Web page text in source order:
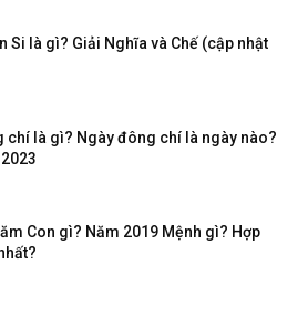
Si là gì? Giải Nghĩa và Chế (cập nhật
chí là gì? Ngày đông chí là ngày nào?
Con gì? Năm 2019 Mệnh gì? Hợp